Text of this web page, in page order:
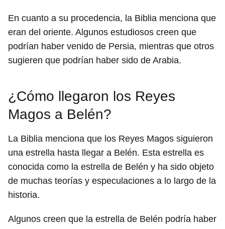
En cuanto a su procedencia, la Biblia menciona que
eran del oriente. Algunos estudiosos creen que
podrían haber venido de Persia, mientras que otros
sugieren que podrían haber sido de Arabia.
¿Cómo llegaron los Reyes
Magos a Belén?
La Biblia menciona que los Reyes Magos siguieron
una estrella hasta llegar a Belén. Esta estrella es
conocida como la estrella de Belén y ha sido objeto
de muchas teorías y especulaciones a lo largo de la
historia.
Algunos creen que la estrella de Belén podría haber